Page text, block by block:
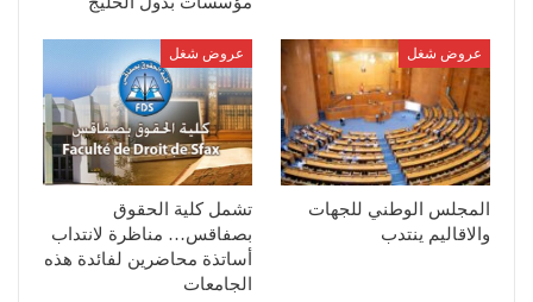
عروض شغل
المجلس الوطني للجهات
والاقاليم ينتدب
عروض شغل
تشمل كلية الحقوق
بصفاقس… مناظرة لانتداب
أساتذة محاضرين لفائدة هذه
الجامعات